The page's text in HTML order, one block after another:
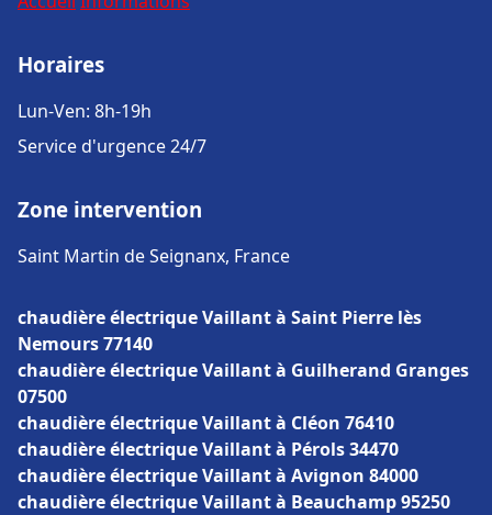
Horaires
Lun-Ven: 8h-19h
Service d'urgence 24/7
Zone intervention
Saint Martin de Seignanx, France
chaudière électrique Vaillant à Saint Pierre lès
Nemours 77140
chaudière électrique Vaillant à Guilherand Granges
07500
chaudière électrique Vaillant à Cléon 76410
chaudière électrique Vaillant à Pérols 34470
chaudière électrique Vaillant à Avignon 84000
chaudière électrique Vaillant à Beauchamp 95250